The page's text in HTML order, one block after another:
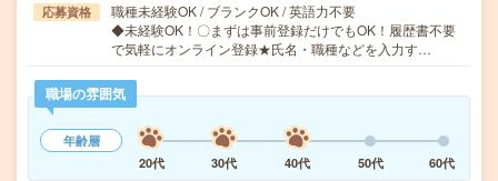
応募資格
職種未経験OK / ブランクOK / 英語力不要
◆未経験OK！〇まずは事前登録だけでもOK！履歴書不要
で気軽にオンライン登録★氏名・職種などを入力す…
職場の雰囲気
年齢層
20代
30代 40代 50代 60代